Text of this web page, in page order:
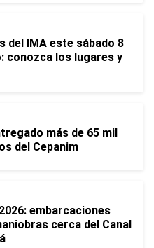
del IMA este sábado 8
conozca los lugares y
más de 65 mil
del Cepanim
embarcaciones
cerca del Canal